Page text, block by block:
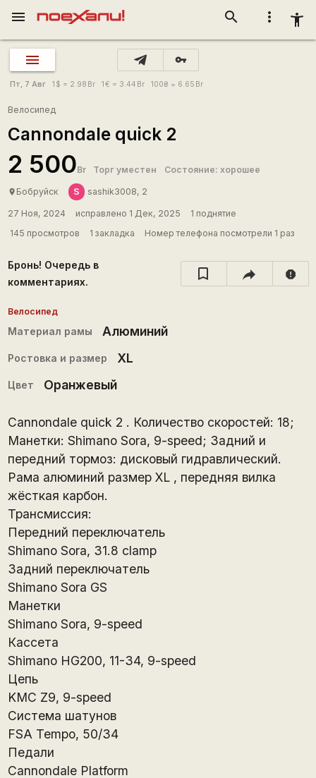
more_vert accessibility_new
search
menu
vpn_key
Пт, 7 Авг 1 $ = 2.98 Br 1€ = 3.44 Br 100₴ = 6.65 Br
Велосипед
Cannondale quick 2
2 500Br Торг уместен Состояние: хорошее
place Бобруйск S sashik3008, 2
27 Ноя, 2024 исправлено 1 Дек, 2025
1 поднятие
145 просмотров
1 закладка Номер телефона посмотрели 1 раз
Бронь! Очередь в
комментариях.
report
Велосипед
Материал рамы Алюминий
Ростовка и размер XL
Цвет Оранжевый
Cannondale quick 2 . Количество скоростей: 18;
Манетки: Shimano Sora, 9-speed; Задний и
передний тормоз: дисковый гидравлический.
Рама алюминий размер XL , передняя вилка
жёсткая карбон.
Трансмиссия:
Передний переключатель
Shimano Sora, 31.8 clamp
Задний переключатель
Shimano Sora GS
Манетки
Shimano Sora, 9-speed
Кассета
Shimano HG200, 11-34, 9-speed
Цепь
KMC Z9, 9-speed
Система шатунов
FSA Tempo, 50/34
Педали
Cannondale Platform